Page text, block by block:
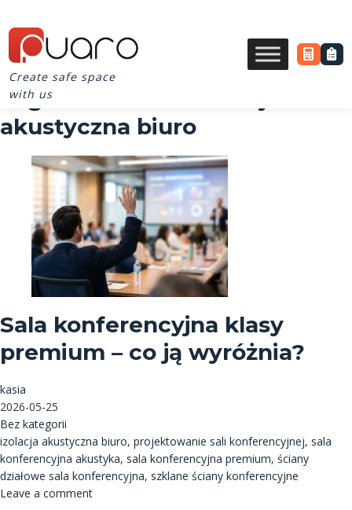
Create safe space
with us
Tag Archives for izolacja
akustyczna biuro
Sala konferencyjna klasy
premium – co ją wyróżnia?
kasia
2026-05-25
Bez kategorii
izolacja akustyczna biuro, projektowanie sali konferencyjnej, sala
konferencyjna akustyka, sala konferencyjna premium, ściany
działowe sala konferencyjna, szklane ściany konferencyjne
Leave a comment